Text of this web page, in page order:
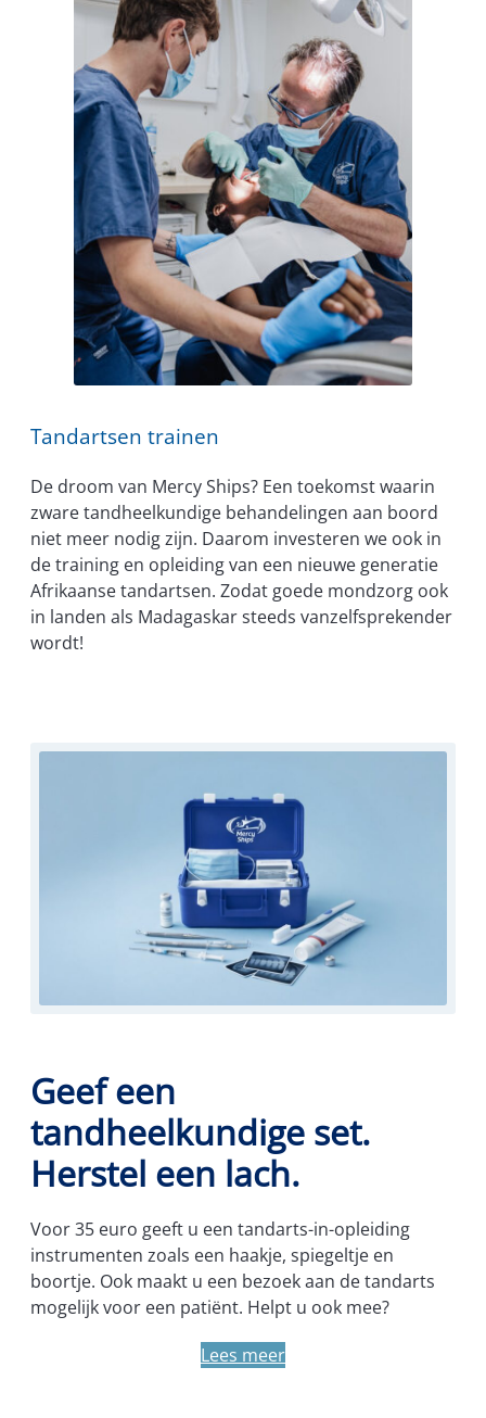
Tandartsen trainen
De droom van Mercy Ships? Een toekomst waarin
zware tandheelkundige behandelingen aan boord
niet meer nodig zijn. Daarom investeren we ook in
de training en opleiding van een nieuwe generatie
Afrikaanse tandartsen. Zodat goede mondzorg ook
in landen als Madagaskar steeds vanzelfsprekender
wordt!
Geef een
tandheelkundige set.
Herstel een lach.
Voor 35 euro geeft u een tandarts-in-opleiding
instrumenten zoals een haakje, spiegeltje en
boortje. Ook maakt u een bezoek aan de tandarts
mogelijk voor een patiënt. Helpt u ook mee?
Lees meer